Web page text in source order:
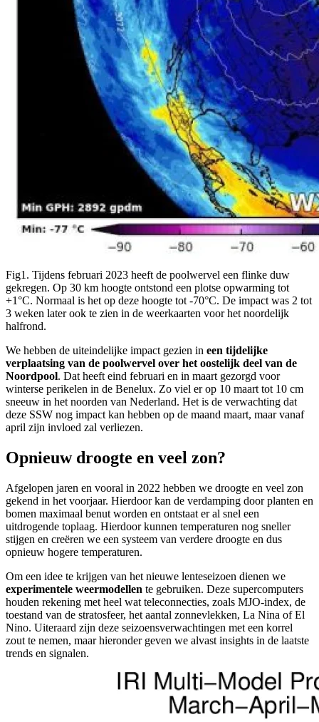
Fig1. Tijdens februari 2023 heeft de poolwervel een flinke duw
gekregen. Op 30 km hoogte ontstond een plotse opwarming tot
+1°C. Normaal is het op deze hoogte tot -70°C. De impact was 2 tot
3 weken later ook te zien in de weerkaarten voor het noordelijk
halfrond.
We hebben de uiteindelijke impact gezien in een tijdelijke
verplaatsing van de poolwervel over het oostelijk deel van de
Noordpool. Dat heeft eind februari en in maart gezorgd voor
winterse perikelen in de Benelux. Zo viel er op 10 maart tot 10 cm
sneeuw in het noorden van Nederland. Het is de verwachting dat
deze SSW nog impact kan hebben op de maand maart, maar vanaf
april zijn invloed zal verliezen.
Opnieuw droogte en veel zon?
Afgelopen jaren en vooral in 2022 hebben we droogte en veel zon
gekend in het voorjaar. Hierdoor kan de verdamping door planten en
bomen maximaal benut worden en ontstaat er al snel een
uitdrogende toplaag. Hierdoor kunnen temperaturen nog sneller
stijgen en creëren we een systeem van verdere droogte en dus
opnieuw hogere temperaturen.
Om een idee te krijgen van het nieuwe lenteseizoen dienen we
experimentele weermodellen te gebruiken. Deze supercomputers
houden rekening met heel wat teleconnecties, zoals MJO-index, de
toestand van de stratosfeer, het aantal zonnevlekken, La Nina of El
Nino. Uiteraard zijn deze seizoensverwachtingen met een korrel
zout te nemen, maar hieronder geven we alvast insights in de laatste
trends en signalen.